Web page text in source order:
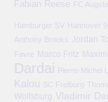
Fabian Reese FC
Hamburger SV Hannover 96
Anthony Brooks
Jordan
Favre
Marco Fritz
Dardai Pierre-Michel
Kalou SC Freiburg
Wolfsburg
Vladimir